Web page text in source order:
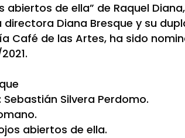
abiertos de ella” de Raquel
Diana Bresque y su
Café de las Artes, ha sido
Silvera Perdomo.
abiertos de ella.